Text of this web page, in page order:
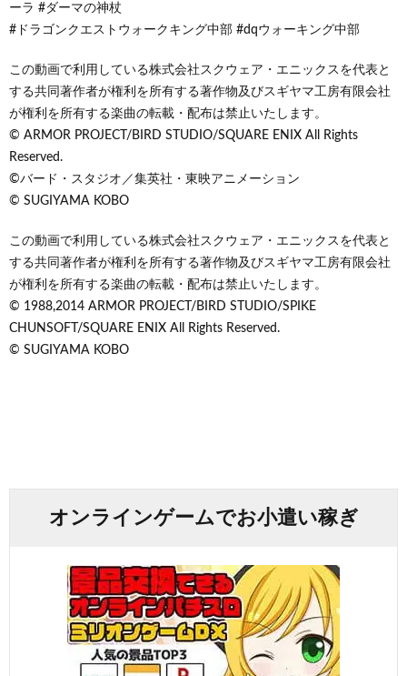
ーラ #ダーマの神杖
#ドラゴンクエストウォークキング中部 #dqウォーキング中部
この動画で利用している株式会社スクウェア・エニックスを代表と
する共同著作者が権利を所有する著作物及びスギヤマ工房有限会社
が権利を所有する楽曲の転載・配布は禁止いたします。
© ARMOR PROJECT/BIRD STUDIO/SQUARE ENIX All Rights
Reserved.
©バード・スタジオ／集英社・東映アニメーション
© SUGIYAMA KOBO
この動画で利用している株式会社スクウェア・エニックスを代表と
する共同著作者が権利を所有する著作物及びスギヤマ工房有限会社
が権利を所有する楽曲の転載・配布は禁止いたします。
© 1988,2014 ARMOR PROJECT/BIRD STUDIO/SPIKE
CHUNSOFT/SQUARE ENIX All Rights Reserved.
© SUGIYAMA KOBO
オンラインゲームでお小遣い稼ぎ